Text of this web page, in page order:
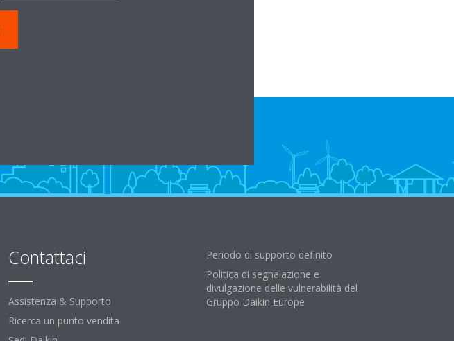
Contattaci
Assistenza & Supporto
Ricerca un punto vendita
Periodo di supporto definito
Politica di segnalazione e
divulgazione delle vulnerabilità del
Gruppo Daikin Europe